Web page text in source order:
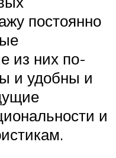
постоянно
из них по-
и удобны и
и